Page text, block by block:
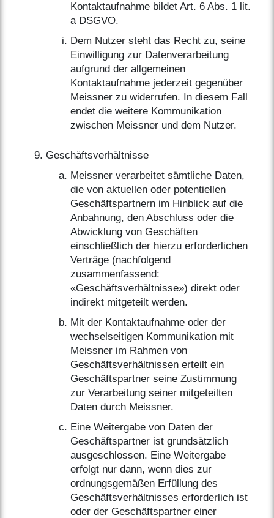
Kontaktaufnahme bildet Art. 6 Abs. 1 lit.
a DSGVO.
Dem Nutzer steht das Recht zu, seine
Einwilligung zur Datenverarbeitung
aufgrund der allgemeinen
Kontaktaufnahme jederzeit gegenüber
Meissner zu widerrufen. In diesem Fall
endet die weitere Kommunikation
zwischen Meissner und dem Nutzer.
Geschäftsverhältnisse
Meissner verarbeitet sämtliche Daten,
die von aktuellen oder potentiellen
Geschäftspartnern im Hinblick auf die
Anbahnung, den Abschluss oder die
Abwicklung von Geschäften
einschließlich der hierzu erforderlichen
Verträge (nachfolgend
zusammenfassend:
«Geschäftsverhältnisse») direkt oder
indirekt mitgeteilt werden.
Mit der Kontaktaufnahme oder der
wechselseitigen Kommunikation mit
Meissner im Rahmen von
Geschäftsverhältnissen erteilt ein
Geschäftspartner seine Zustimmung
zur Verarbeitung seiner mitgeteilten
Daten durch Meissner.
Eine Weitergabe von Daten der
Geschäftspartner ist grundsätzlich
ausgeschlossen. Eine Weitergabe
erfolgt nur dann, wenn dies zur
ordnungsgemäßen Erfüllung des
Geschäftsverhältnisses erforderlich ist
oder der Geschäftspartner einer